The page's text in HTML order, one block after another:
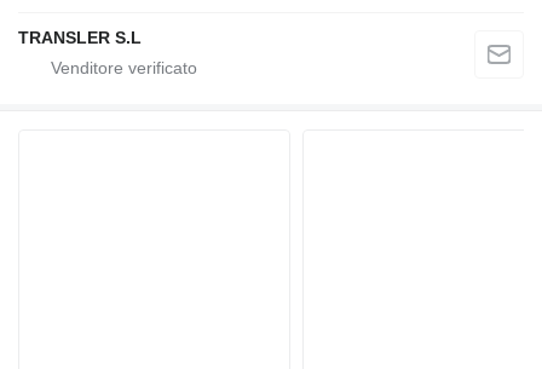
TRANSLER S.L